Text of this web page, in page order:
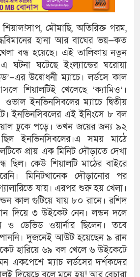
মৌমাছি, অতিরিক্ত গরম,
হানা আর বাঘের ভয়—কত
বন্ধ হয়েছে। এই তালিকায় নতুন
ঘটনা ঘটেছে ইংল্যান্ডের ঘরোয়া
উদ্বোধনী ম্যাচে। লর্ডসে কাল
শিয়ালটিই খেলেছে ‘ক্যামিও’।
ইনভিনসিবলের ম্যাচে দ্বিতীয়
ইনভিনসিবলের এই ইনিংসে ৮ বল
ঢুকে পড়ে। তখন জয়ের জন্য ৯২
ইনভিনসিবলের।এ সময় মাঠে
প্রায় এক মিনিট দৌড়াতে দেখা
ছিল। কেউ শিয়ালটি মাঠের বাইরে
মিনিটখানেক দৌড়ানোর পর
যায়। এরপর শুরু হয় খেলা।
কাল গুটিয়ে যায় ৮০ রানে। রশিদ
দিয়ে ৩ উইকেট নেন। লন্ডন দলে
ও ডেভিড ওয়ার্নার ছিলেন। তবে
দুজনেই আউট হয়েছেন ৯ রান
হারিয়ে ৬৯ বল খেলে ৬ উইকেটে
একপেশে ম্যাচ লর্ডসের দর্শকদের